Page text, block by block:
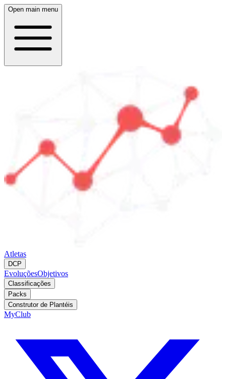
Open main menu
Atletas
DCP
EvoluçõesObjetivos
Classificações
Packs
Construtor de Plantéis
MyClub